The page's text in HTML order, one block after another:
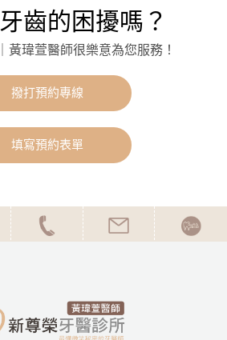
齒的困擾嗎？
黃瑋萱醫師很樂意為您服務！
撥打預約專線
填寫預約表單